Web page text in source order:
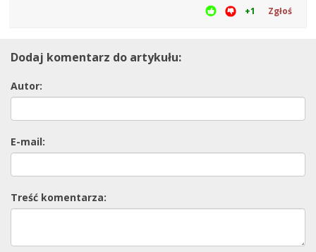
+1 Zgłoś
Dodaj komentarz do artykułu:
Autor:
E-mail:
Treść komentarza: